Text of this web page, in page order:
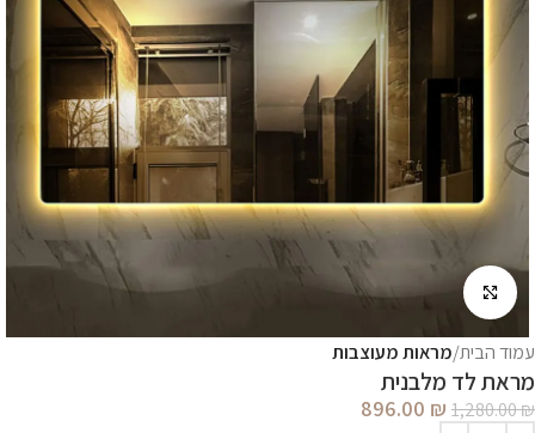
עמוד הבית מראות מעוצבות
מראת לד מלבנית
1,280.00₪
896.00 ₪
לחץ להגדלה